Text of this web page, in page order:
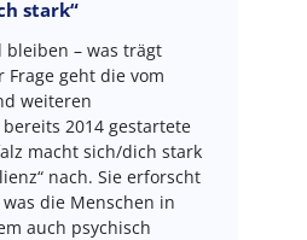
stark“
bleiben – was trägt
Frage geht die vom
weiteren
2014 gestartete
macht sich/dich stark
nach. Sie erforscht
die Menschen in
auch psychisch